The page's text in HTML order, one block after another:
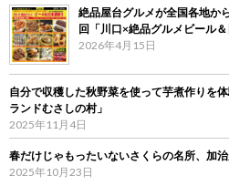
絶品屋台グルメが全国各地か
回「川口×絶品グルメビール
2026年4月15日
自分で収穫した秋野菜を使って芋煮作りを
ランドむさしの村」
2025年11月4日
春だけじゃもったいないさくらの名所、加
2025年10月23日